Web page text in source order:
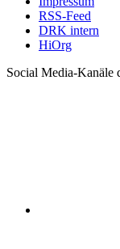
RSS-Feed
DRK intern
HiOrg
Social Media-Kanäle